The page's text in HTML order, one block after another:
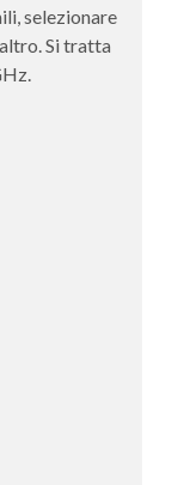
selezionare
Si tratta